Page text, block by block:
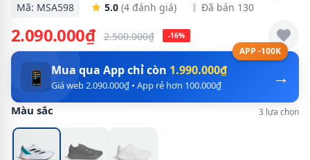
Mã: MSA598 5.0 (4 đánh giá) Đã bán 130
2.090.000₫ 2.500.000₫ -16%
APP -100K
→
📱 Mua qua App chỉ còn 1.990.000₫
Giá web 2.090.000₫ • App rẻ hơn 100.000₫
Màu sắc 3 lựa chọn